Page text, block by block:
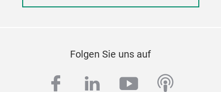
Folgen Sie uns auf
facebook
linkedinyoutube